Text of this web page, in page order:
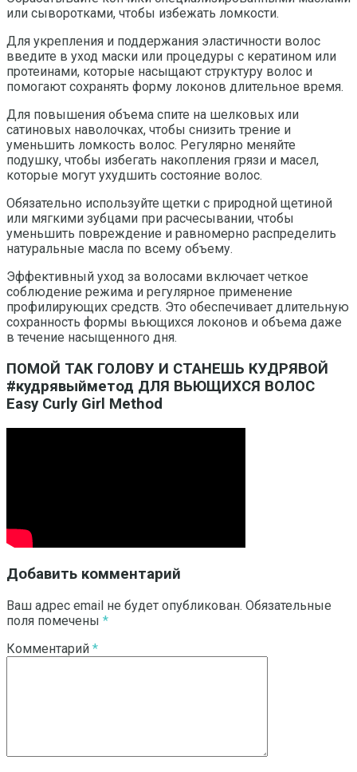
или сыворотками, чтобы избежать ломкости.
Для укрепления и поддержания эластичности волос
введите в уход маски или процедуры с кератином или
протеинами, которые насыщают структуру волос и
помогают сохранять форму локонов длительное время.
Для повышения объема спите на шелковых или
сатиновых наволочках, чтобы снизить трение и
уменьшить ломкость волос. Регулярно меняйте
подушку, чтобы избегать накопления грязи и масел,
которые могут ухудшить состояние волос.
Обязательно используйте щетки с природной щетиной
или мягкими зубцами при расчесывании, чтобы
уменьшить повреждение и равномерно распределить
натуральные масла по всему объему.
Эффективный уход за волосами включает четкое
соблюдение режима и регулярное применение
профилирующих средств. Это обеспечивает длительную
сохранность формы вьющихся локонов и объема даже
в течение насыщенного дня.
ПОМОЙ ТАК ГОЛОВУ И СТАНЕШЬ КУДРЯВОЙ
#кудрявыйметод ДЛЯ ВЬЮЩИХСЯ ВОЛОС ‍
Easy Curly Girl Method
Добавить комментарий
Ваш адрес email не будет опубликован. Обязательные
поля помечены *
Комментарий *